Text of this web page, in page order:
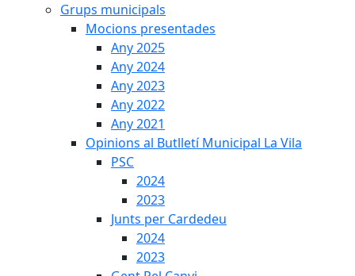
Grups municipals
Mocions presentades
Any 2025
Any 2024
Any 2023
Any 2022
Any 2021
Opinions al Butlletí Municipal La Vila
PSC
2024
2023
Junts per Cardedeu
2024
2023